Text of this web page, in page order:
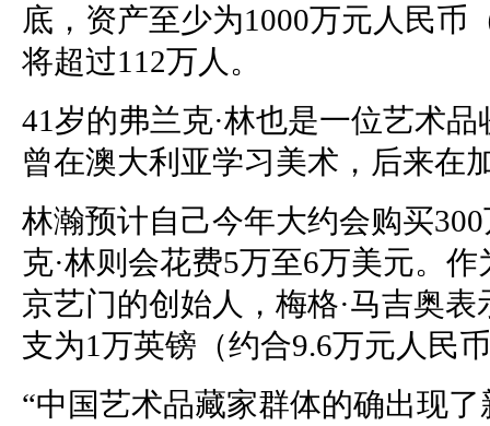
底，资产至少为1000万元人民币
将超过112万人。
41岁的弗兰克·林也是一位艺术
曾在澳大利亚学习美术，后来在
林瀚预计自己今年大约会购买
克·林则会花费5万至6万美元。
京艺门的创始人，梅格·马吉奥
支为1万英镑（约合9.6万元人民
“中国艺术品藏家群体的确出现